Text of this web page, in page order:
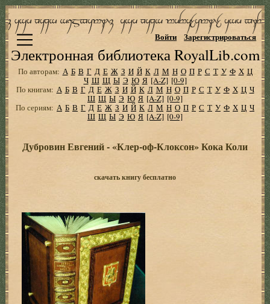
Электронная библиотека RoyalLib.com
Войти Зарегистрироваться
По авторам: А Б В Г Д Е Ж З И Й К Л М Н О П Р С Т У Ф Х Ц
Ч Ш Щ Ы Э Ю Я [A-Z] [0-9]
По книгам: А Б В Г Д Е Ж З И Й К Л М Н О П Р С Т У Ф Х Ц Ч
Ш Щ Ы Э Ю Я [A-Z] [0-9]
По сериям: А Б В Г Д Е Ж З И Й К Л М Н О П Р С Т У Ф Х Ц Ч
Ш Щ Ы Э Ю Я [A-Z] [0-9]
Дубровин Евгений - «Клер-оф-Клоксон» Кока Коли
скачать книгу бесплатно